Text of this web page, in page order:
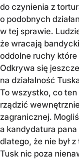
do czynienia z
o podobnych
w tej sprawie.
że wracają
oddolne ruchy które
Odkrywa się
na działalność
To wszystko, co
rządzić
zagranicznej.
a kandydatura
dlatego, że nie był
Tusk nic poza